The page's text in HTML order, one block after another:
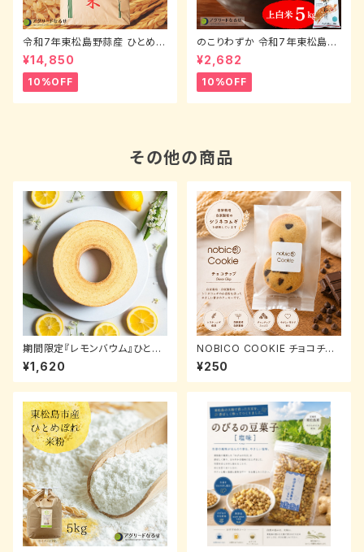
令和7年東松島野蒜産 ひとめぼ
れ（玄米）30kg
¥14,850
10%OFF
のこりわずか 令和7年東松島野
蒜産 ひとめぼれ（上白米）5kg
¥2,682
10%OFF
その他の商品
期間限定『レモンバウム』ひとめ
ぼれ米粉使用！！
¥1,620
NOBICO COOKIE チョコチッ
プ｜自家製粉全粒粉クッキー 4
枚入り
¥250